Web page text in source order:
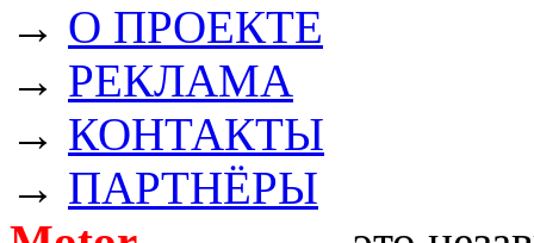
→ О ПРОЕКТЕ
→ РЕКЛАМА
→ КОНТАКТЫ
→ ПАРТНЁРЫ